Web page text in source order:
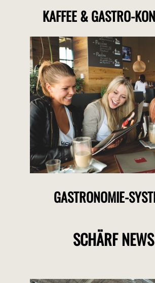
KAFFEE & GASTRO-
GASTRONOMIE-
SCHÄRF NEWS